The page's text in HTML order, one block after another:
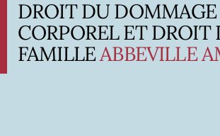
DROIT DU DOMMAGE
CORPOREL ET DROIT
FAMILLEABBEVILLE